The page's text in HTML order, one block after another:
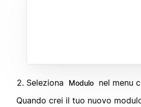
Seleziona Modulo
nel menu
Quando crei il tuo nuovo